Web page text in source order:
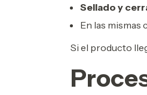
Sellado y
En las mismas
Si el producto